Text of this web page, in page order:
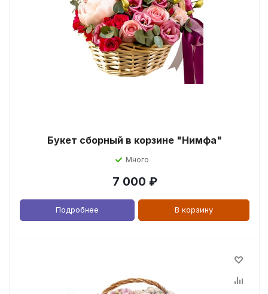
Букет сборный в корзине "Нимфа"
Много
7 000 ₽
Подробнее В корзину